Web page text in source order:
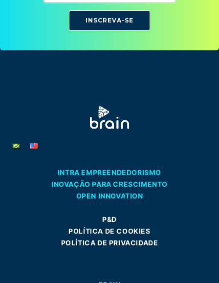
INSCREVA-SE
INTRA EMPREENDEDORISMO
INOVAÇÃO PARA CRESCIMENTO
OPEN INNOVATION
P&D
POLÍTICA DE COOKIES
POLÍTICA DE PRIVACIDADE